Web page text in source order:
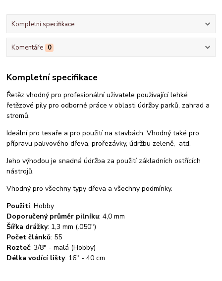
Kompletní specifikace
Komentáře 0
Kompletní specifikace
Řetěz vhodný pro profesionální uživatele používající lehké
řetězové pily pro odborné práce v oblasti údržby parků, zahrad a
stromů.
Ideální pro tesaře a pro použití na stavbách. Vhodný také pro
přípravu palivového dřeva, prořezávky, údržbu zeleně, atd.
Jeho výhodou je snadná údržba za použití základních ostřících
nástrojů.
Vhodný pro všechny typy dřeva a všechny podmínky.
Použití:Hobby
Doporučený průměr pilníku:4,0 mm
Šířka drážky: 1,3 mm (.050")
Počet článků: 55
Rozteč:3/8" - malá (Hobby)
Délka vodící lišty: 16" - 40 cm